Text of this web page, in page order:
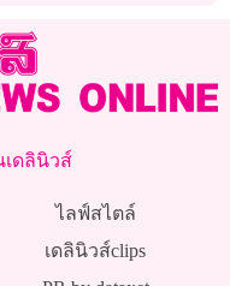
ดลินิวส์
ไลฟ์สไตล์
เดลินิวส์clips